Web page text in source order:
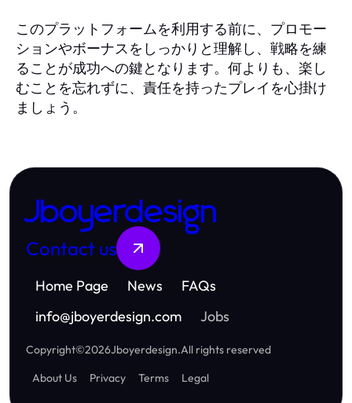
このプラットフォームを利用する前に、プロモー
ションやボーナスをしっかりと理解し、戦略を練
ることが成功への鍵となります。何よりも、楽し
むことを忘れずに、責任を持ったプレイを心掛け
ましょう。
Jboyerdesign
Contact us
Home Page News
FAQs
info@jboyerdesign.com Jobs
Copyright©2026Jboyerdesign.All rights reserved
About Us
Privacy Terms Legal